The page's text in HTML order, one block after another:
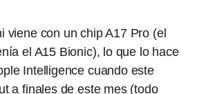
viene con un chip A17 Pro (el
el A15 Bionic), lo que lo hace
Intelligence cuando este
a finales de este mes (todo